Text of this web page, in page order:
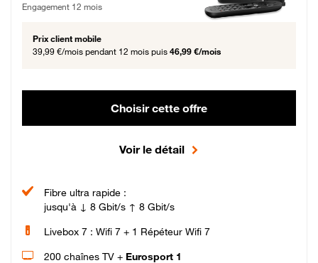
Engagement 12 mois
Prix client mobile
39,99 €/mois pendant 12 mois puis 46,99 €/mois
Choisir cette offre
Voir le détail
Fibre ultra rapide :
jusqu'à ↓ 8 Gbit/s ↑ 8 Gbit/s
Livebox 7 : Wifi 7 + 1 Répéteur Wifi 7
200 chaînes TV + Eurosport 1